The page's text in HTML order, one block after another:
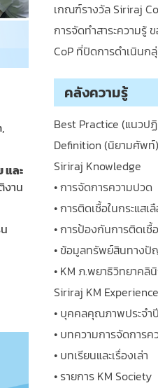
และ
งาน
เกณฑ์รางวัล Siriraj
การจัดทำสาระความรู้
CoP ที่ปิดการดำเนินก
คลังความรู้
Best Practice (แนวป
Definition (นิยามศัพท์)
Siriraj Knowledge
• การจัดการความปวด
• การติดเชื้อในกระแสเ
• การป้องกันการติดเชื้อ
• ข้อมูลทรัพย์สินทาง
• KM ภ.พยาธิวิทยาคลิ
Siriraj KM Experience
• บุคคลคุณภาพประจำ
• บทความการจัดการค
• บทเรียนและเรื่องเล่า
• รายการ KM Society